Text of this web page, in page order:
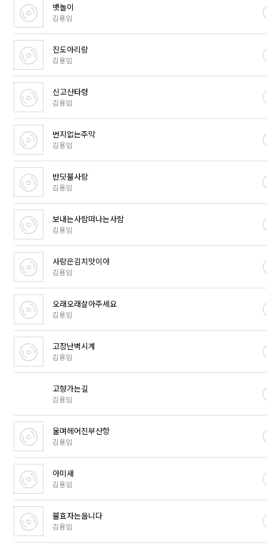
뱃놀이
김용임
진도아리랑
김용임
신고산타령
김용임
번지없는주막
김용임
반딧불사랑
김용임
보내는사람떠나는사람
김용임
사랑은김치맛이야
김용임
오래오래살아주세요
김용임
고장난벽시계
김용임
고향가는길
김용임
울며헤어진부산항
김용임
아미새
김용임
불효자는웁니다
김용임